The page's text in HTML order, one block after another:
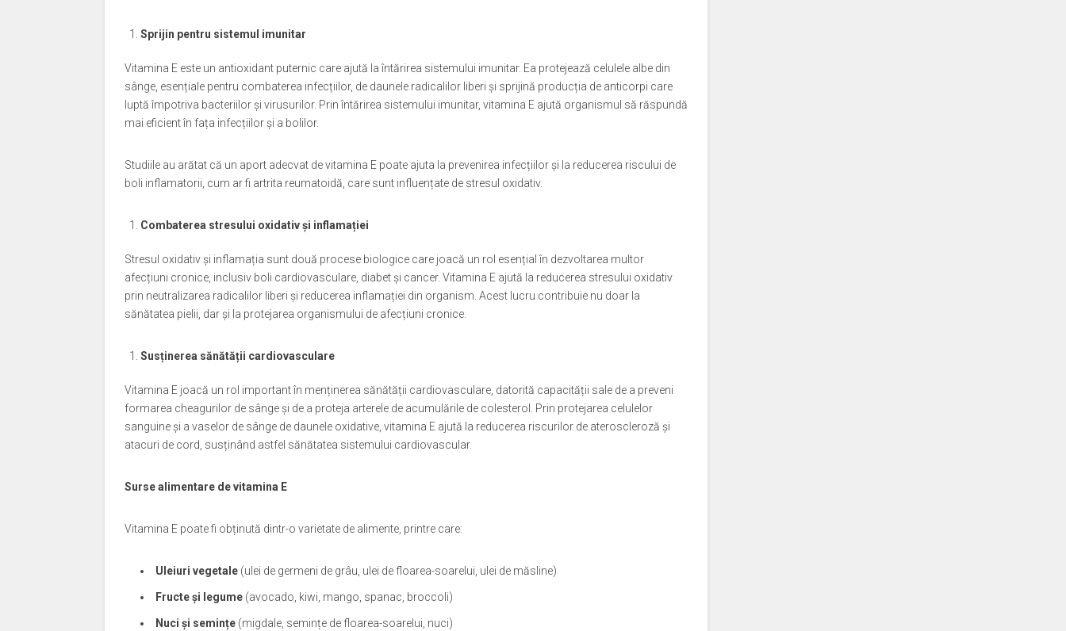
Sprijin pentru sistemul imunitar
Vitamina E este un antioxidant puternic care ajută la întărirea sistemului imunitar. Ea protejează celulele albe din
sânge, esențiale pentru combaterea infecțiilor, de daunele radicalilor liberi și sprijină producția de anticorpi care
luptă împotriva bacteriilor și virusurilor. Prin întărirea sistemului imunitar, vitamina E ajută organismul să răspundă
mai eficient în fața infecțiilor și a bolilor.
Studiile au arătat că un aport adecvat de vitamina E poate ajuta la prevenirea infecțiilor și la reducerea riscului de
boli inflamatorii, cum ar fi artrita reumatoidă, care sunt influențate de stresul oxidativ.
Combaterea stresului oxidativ și inflamației
Stresul oxidativ și inflamația sunt două procese biologice care joacă un rol esențial în dezvoltarea multor
afecțiuni cronice, inclusiv boli cardiovasculare, diabet și cancer. Vitamina E ajută la reducerea stresului oxidativ
prin neutralizarea radicalilor liberi și reducerea inflamației din organism. Acest lucru contribuie nu doar la
sănătatea pielii, dar și la protejarea organismului de afecțiuni cronice.
Susținerea sănătății cardiovasculare
Vitamina E joacă un rol important în menținerea sănătății cardiovasculare, datorită capacității sale de a preveni
formarea cheagurilor de sânge și de a proteja arterele de acumulările de colesterol. Prin protejarea celulelor
sanguine și a vaselor de sânge de daunele oxidative, vitamina E ajută la reducerea riscurilor de ateroscleroză și
atacuri de cord, susținând astfel sănătatea sistemului cardiovascular.
Surse alimentare de vitamina E
Vitamina E poate fi obținută dintr-o varietate de alimente, printre care:
Uleiuri vegetale (ulei de germeni de grâu, ulei de floarea-soarelui, ulei de măsline)
Fructe și legume (avocado, kiwi, mango, spanac, broccoli)
Nuci și semințe (migdale, semințe de floarea-soarelui, nuci)